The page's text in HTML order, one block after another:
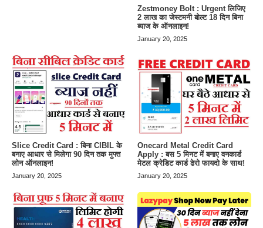
Zestmoney Bolt : Urgent लिजिए
2 लाख का जेस्टमनी बोल्ट 18 दिन बिना
ब्याज के ऑनलाइन!
January 20, 2025
Slice Credit Card : बिना CIBIL के
बनाए आधार से मिलेगा 90 दिन तक मुफ्त
लोन ऑनलाइन!
January 20, 2025
Onecard Metal Credit Card
Apply : बस 5 मिनट में बनाए वनकार्ड
मेटल क्रेडिट कार्ड ढेरो फायदो के साथ!
January 20, 2025